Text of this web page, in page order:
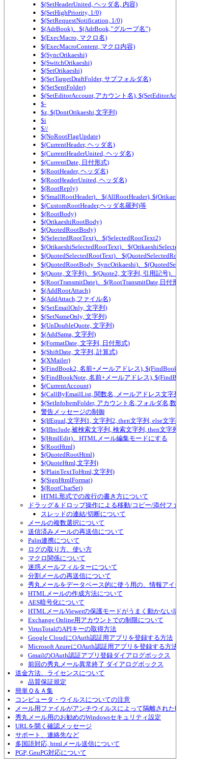
$(SetHeaderUnited, ヘッダ名, 内容)
$(SetHighPriority, 1/0)
$(SetRequestNotification, 1/0)
$(AdrBook)、$(AdrBook,”グループ名”)
$(ExecMacro, マクロ名)
$(ExecMacroContent, マクロ内容)
$(SyncOrikaeshi)
$(SwitchOrikaeshi)
$(SetOrikaeshi)
$(SetTargetDraftFolder, サブフォルダ名)
$(SetSentFolder)
$(SetEditorAccount,アカウント名), $(SetEditorAccount2,アカウ
$-
$z, $(DontOrikaeshi,文字列)
$i
$//
$(NoRootFlagUpdate)
$(CurrentHeader, ヘッダ名)
$(CurrentHeaderUnited, ヘッダ名)
$(CurrentDate, 日付形式)
$(RootHeader, ヘッダ名)
$(RootHeaderUnited, ヘッダ名)
$(RootReply)
$(SmallRootHeader)、$(AllRootHeader),
$(CustomRootHeader,ヘッダ名羅列)等
$(RootBody)
$(OrikaeshiRootBody)
$(QuotedRootBody)
$(SelectedRootText)、$(SelectedRootText2)
$(OrikaeshiSelectedRootText)、$(OrikaeshiSelectedRootText2)
$(QuotedSelectedRootText)、$(QuotedSelectedRootText2)
$(QuotedRootBody_SyncOrikaeshi)、
$(Quote, 文字列)、$(Quote2, 文字列, 引用記号)、$(QuoteWidth,
$(RootTransmitDate)、$(RootTransmitDate,日付形式)
$(AddRootAttach)
$(AddAttach,ファイル名)
$(SetEmailOnly, 文字列)
$(SetNameOnly, 文字列)
$(UnDoubleQuote, 文字列)
$(AddSama, 文字列)
$(FormatDate, 文字列, 日付形式)
$(ShiftDate, 文字列, 計算式)
$(XMailer)
$(FindBook2, 名前+メールアドレス), $(FindBook3, 名前+メー
$(FindBookNote, 名前+メールアドレス), $(FindBookNote2, ...)
$(CurrentAccount)
$(CallByEmailList, 関数名, メールアドレス文字列)
$(SetInfoItemFolder, アカウント名,フォルダ名,数値)
警告メッセージの制御
$(IfEqual,文字列1, 文字列2, then文字列, else文字列)、テンプレ
$(IfInclude,被検索文字列, 検索文字列, then文字列, else文字列)
$(HtmlEdit)、HTMLメール編集モードにする
$(RootHtml)
$(QuotedRootHtml)
$(QuoteHtml,文字列)
$(PlainTextToHtml,文字列)
$(SignHtmlFormat)
$(RootCharSet)
HTML形式での改行の書き方について
ドラッグ＆ドロップ操作による移動/コピー/添付ファイルの追加/
スレッドの連結/切断について
メールの複数選択について
送信済みメールの再送信について
Palm連携について
ログの取り方、使い方
マクロ関係について
迷惑メールフィルターについて
分割メールの再送信について
秀丸メールをデータベース的に使う用の、情報アイテムについて
HTMLメールの作成方法について
AES暗号化について
HTMLメールViewerの保護モードがうまく動かない場合
Exchange Online用アカウントでの制限について
VirusTotalのAPIキーの取得方法
Google CloudにOAuth認証用アプリを登録する方法
Microsoft AzureにOAuth認証用アプリを登録する方法
GmailのOAuth認証アプリ登録ダイアログボックス
前回の秀丸メール異常終了 ダイアログボックス
送金方法、ライセンスについて
品質保証規定
簡単Ｑ＆Ａ集
コンピュータ・ウイルスについての注意
メール用ファイルがアンチウイルスによって隔離された時の対策
秀丸メール用のお勧めのWindowsセキュリティ設定
URLを開く確認メッセージ
サポート、連絡先など
多国語対応, htmlメール送信について
PGP, GnuPG対応について